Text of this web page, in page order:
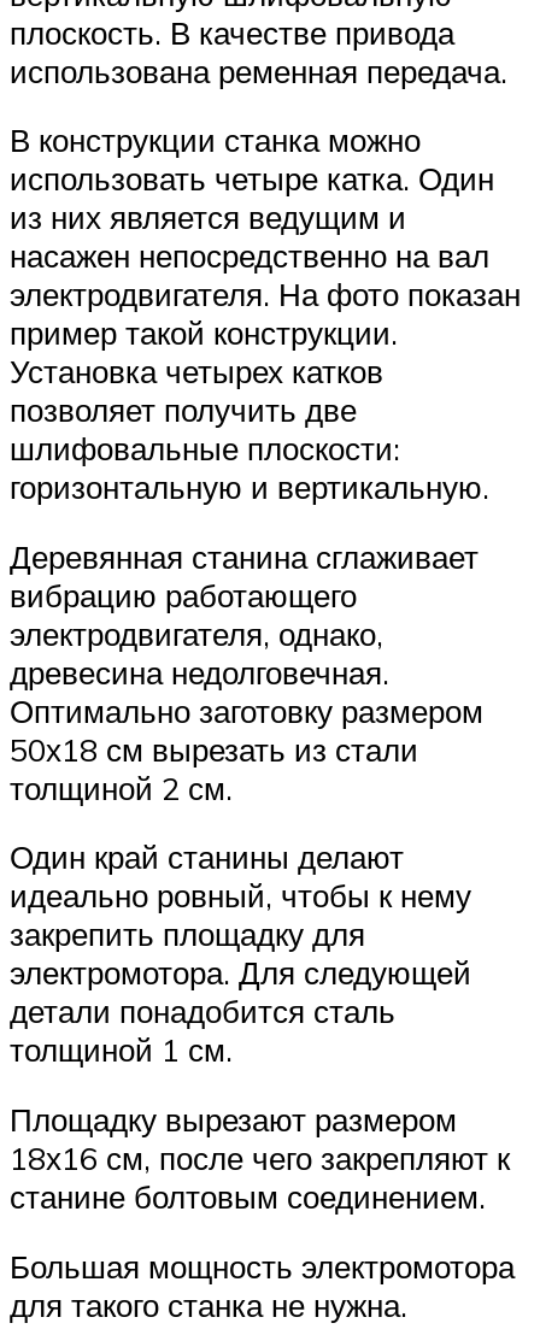
плоскость. В качестве привода
использована ременная передача.
В конструкции станка можно
использовать четыре катка. Один
из них является ведущим и
насажен непосредственно на вал
электродвигателя. На фото показан
пример такой конструкции.
Установка четырех катков
позволяет получить две
шлифовальные плоскости:
горизонтальную и вертикальную.
Деревянная станина сглаживает
вибрацию работающего
электродвигателя, однако,
древесина недолговечная.
Оптимально заготовку размером
50х18 см вырезать из стали
толщиной 2 см.
Один край станины делают
идеально ровный, чтобы к нему
закрепить площадку для
электромотора. Для следующей
детали понадобится сталь
толщиной 1 см.
Площадку вырезают размером
18х16 см, после чего закрепляют к
станине болтовым соединением.
Большая мощность электромотора
для такого станка не нужна.